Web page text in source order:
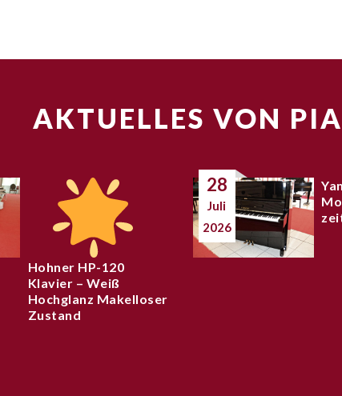
AKTUELLES VON
Hohner HP-120
Klavier – Weiß
Hochglanz Makelloser
Zustand
28
Juli
2026